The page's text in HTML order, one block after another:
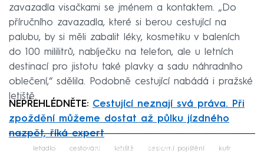
zavazadla visačkami se jménem a kontaktem. „Do
příručního zavazadla, které si berou cestující na
palubu, by si měli zabalit léky, kosmetiku v baleních
do 100 mililitrů, nabíječku na telefon, ale u letních
destinací pro jistotu také plavky a sadu náhradního
oblečení,“ sdělila. Podobně cestující nabádá i pražské
letiště.
NEPŘEHLÉDNĚTE: Cestující neznají svá práva. Při
zpoždění můžeme dostat až půlku jízdného
nazpět, říká expert
Failed to fetch
letadlo cestování letiště cestovní pojištění kufr